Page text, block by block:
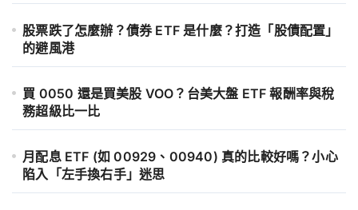
股票跌了怎麼辦？債券 ETF 是什麼？打造「股債配置」
的避風港
買 0050 還是買美股 VOO？台美大盤 ETF 報酬率與稅
務超級比一比
月配息 ETF (如 00929、00940) 真的比較好嗎？小心
陷入「左手換右手」迷思